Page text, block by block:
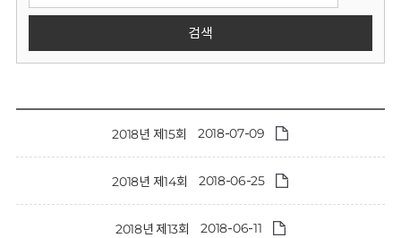
회
검색
2018년 제15회 2018-07-09
2018년 제14회 2018-06-25
2018년 제13회 2018-06-11